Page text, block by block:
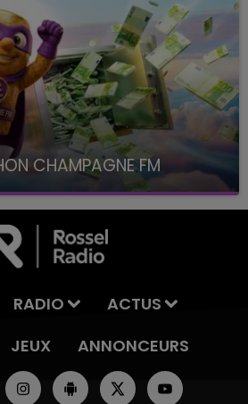
CHAMPAGNE FM
FM, à 8H10
RADIO
ACTUS
JEUX ANNONCEURS